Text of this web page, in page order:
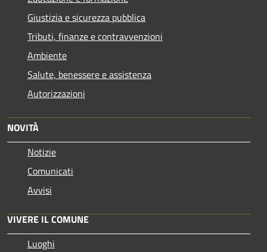
Giustizia e sicurezza pubblica
Tributi, finanze e contravvenzioni
Ambiente
Salute, benessere e assistenza
Autorizzazioni
NOVITÀ
Notizie
Comunicati
Avvisi
VIVERE IL COMUNE
Luoghi